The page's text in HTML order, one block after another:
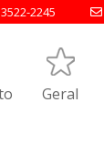
2245
Geral